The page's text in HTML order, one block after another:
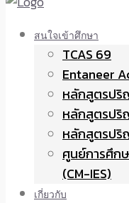
สนใจเข้าศึกษา
TCAS 69
Entaneer
หลักสูตรป
หลักสูตรป
หลักสูตรปริ
ศูนย์การศึก
(CM-IES)
เกี่ยวกับ